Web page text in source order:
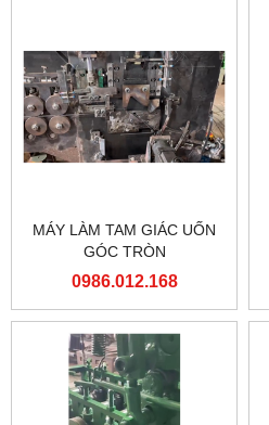
MÁY LÀM TAM GIÁC UỐN
GÓC TRÒN
0986.012.168